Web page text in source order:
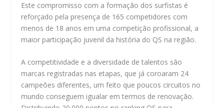
Este compromisso com a formação dos surfistas é
reforçado pela presença de 165 competidores com
menos de 18 anos em uma competição profissional, a
maior participação juvenil da história do QS na região.
A competitividade e a diversidade de talentos são
marcas registradas nas etapas, que já coroaram 24
campeões diferentes, um feito que poucos circuitos no
mundo conseguem igualar em termos de renovação.